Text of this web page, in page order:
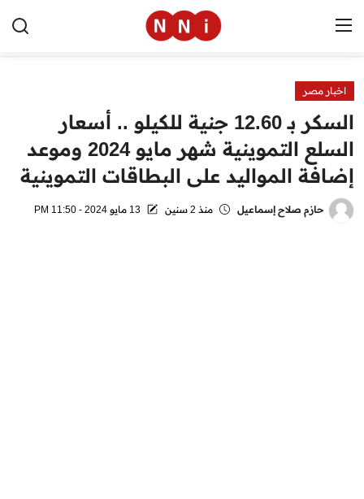
الرئيسية
اخبار مصر
العالم
الرياضة
اخبار مصر
السكر بـ 12.60 جنية للكيلو .. أسعار
السلع التموينية شهر مايو 2024 وموعد
إضافة المواليد على البطاقات التموينية
حازم صلاح إسماعيل منذ 2 سنين 13 مايو 2024 - 11:50 PM